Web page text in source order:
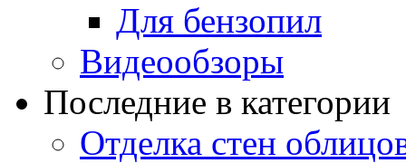
Для бензопил
Видеообзоры
Последние в категории
Отделка стен